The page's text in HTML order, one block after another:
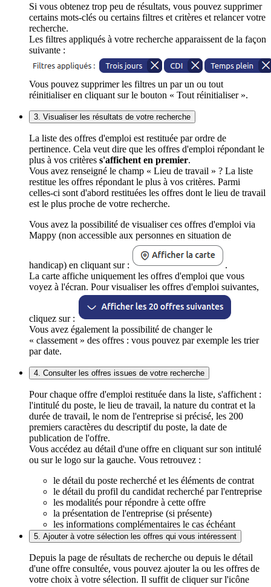
Si vous obtenez trop peu de résultats, vous pouvez supprimer
certains mots-clés ou certains filtres et critères et relancer votre
recherche.
Les filtres appliqués à votre recherche apparaissent de la façon
suivante :
Vous pouvez supprimer les filtres un par un ou tout
réinitialiser en cliquant sur le bouton « Tout réinitialiser ».
3. Visualiser les résultats de votre recherche
La liste des offres d'emploi est restituée par ordre de
pertinence. Cela veut dire que les offres d'emploi répondant le
plus à vos critères s'affichent en premier.
Vous avez renseigné le champ « Lieu de travail » ? La liste
restitue les offres répondant le plus à vos critères. Parmi
celles-ci sont d'abord restituées les offres dont le lieu de travail
est le plus proche de votre recherche.
Vous avez la possibilité de visualiser ces offres d'emploi via
Mappy (non accessible aux personnes en situation de
handicap) en cliquant sur :
.
La carte affiche uniquement les offres d'emploi que vous
voyez à l'écran. Pour visualiser les offres d'emploi suivantes,
cliquez sur :
Vous avez également la possibilité de changer le
« classement » des offres : vous pouvez par exemple les trier
par date.
4. Consulter les offres issues de votre recherche
Pour chaque offre d'emploi restituée dans la liste, s'affichent :
l'intitulé du poste, le lieu de travail, la nature du contrat et la
durée de travail, le nom de l'entreprise si précisé, les 200
premiers caractères du descriptif du poste, la date de
publication de l'offre.
Vous accédez au détail d'une offre en cliquant sur son intitulé
ou sur le logo sur la gauche. Vous retrouvez :
le détail du poste recherché et les éléments de contrat
le détail du profil du candidat recherché par l'entreprise
les modalités pour répondre à cette offre
la présentation de l'entreprise (si présente)
les informations complémentaires le cas échéant
5. Ajouter à votre sélection les offres qui vous intéressent
Depuis la page de résultats de recherche ou depuis le détail
d'une offre consultée, vous pouvez ajouter la ou les offres de
votre choix à votre sélection. Il suffit de cliquer sur l'icône